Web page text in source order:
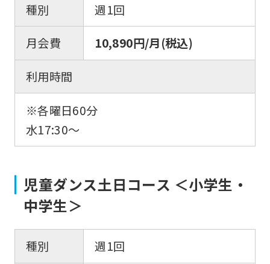
種別
週1回
月会費
10,890円/月(税込)
利用時間
※各曜日60分
水17:30〜
児童ダンス土日コース ＜小学生・
中学生＞
種別
週1回